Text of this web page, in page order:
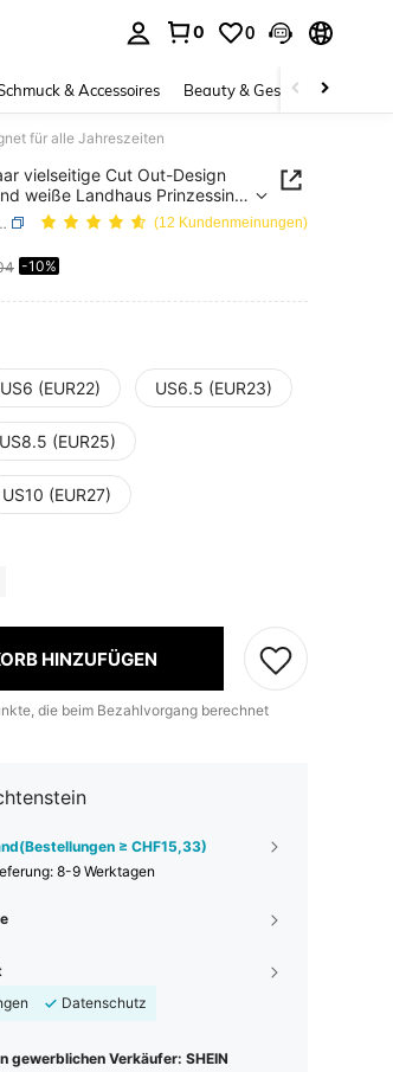
0 0
& Accessoires Beauty & Gesundheit
für alle Jahreszeiten
vielseitige Cut Out-Design
weiße Landhaus Prinzessin
Jahreszeiten
(12 Kundenmeinungen)
-10%
US6 (EUR22) US6.5 (EUR23)
US8.5 (EUR25)
US10 (EUR27)
HINZUFÜGEN
die beim Bezahlvorgang berechnet
≥ CHF15,33)
8-9 Werktagen
Datenschutz
gewerblichen Verkäufer: SHEIN